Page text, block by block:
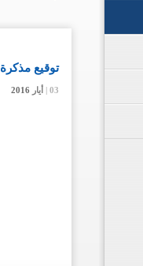
03 | أيار
توقيع
03 | أيار 03 | أيار 03 | أيار